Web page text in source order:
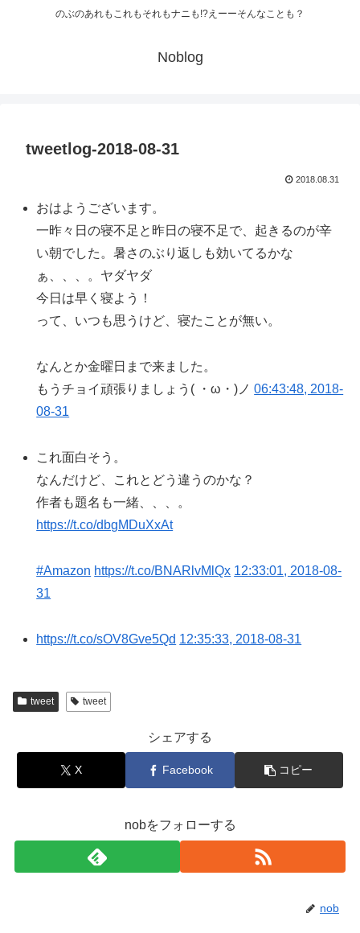
のぶのあれもこれもそれもナニも!?えーーそんなことも？
Noblog
tweetlog-2018-08-31
2018.08.31
おはようございます。
一昨々日の寝不足と昨日の寝不足で、起きるのが辛
い朝でした。暑さのぶり返しも効いてるかな
ぁ、、、。ヤダヤダ
今日は早く寝よう！
って、いつも思うけど、寝たことが無い。
なんとか金曜日まで来ました。
もうチョイ頑張りましょう( ・ω・)ノ06:43:48, 2018-
08-31
これ面白そう。
なんだけど、これとどう違うのかな？
作者も題名も一緒、、、。
https://t.co/dbgMDuXxAt
#Amazon https://t.co/BNARlvMlQx 12:33:01, 2018-08-
31
https://t.co/sOV8Gve5Qd 12:35:33, 2018-08-31
tweet tweet
シェアする
X Facebook コピー
nobをフォローする
nob